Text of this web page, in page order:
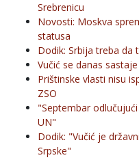
Srebrenicu
Novosti: Moskva
statusa
Dodik: Srbija treba da
Vučić se danas
Prištinske vlasti nisu
ZSO
"Septembar
UN"
Dodik: "Vučić je
Srpske"